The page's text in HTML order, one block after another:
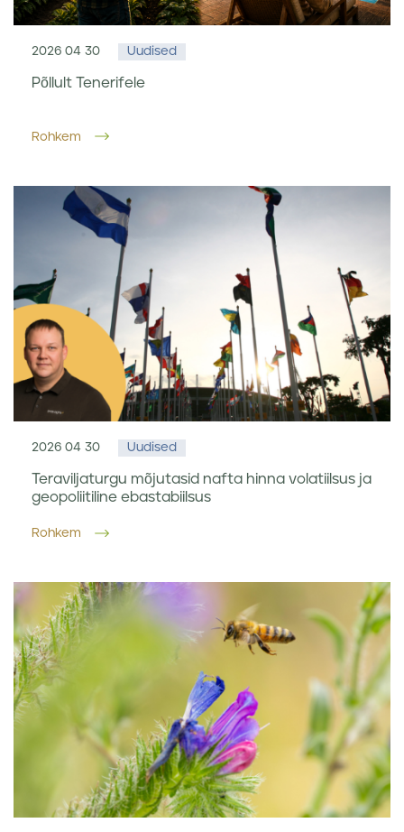
2026 04 30 Uudised
Põllult Tenerifele
Rohkem
2026 04 30 Uudised
Teraviljaturgu mõjutasid nafta hinna volatiilsus ja
geopoliitiline ebastabiilsus
Rohkem